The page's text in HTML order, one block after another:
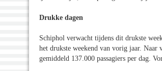
Drukke dagen
Schiphol verwacht tijdens dit drukste
het drukste weekend van vorig jaar.
gemiddeld 137.000 passagiers per dag.